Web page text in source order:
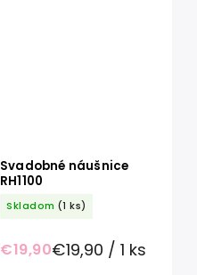
Svadobné náušnice
RH1100
Skladom (1 ks)
€19,90€19,90 / 1 ks